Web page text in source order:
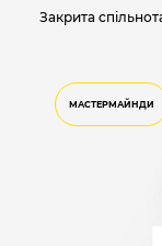
Закрита
МАСТЕРМАЙНДИ